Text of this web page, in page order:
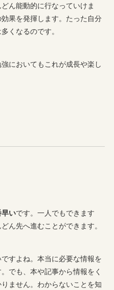
ん能動的に行なっていけま
果を発揮します。たった自分
くなるのです。
においてもこれが成長や楽し
いです。一人でもできます
ん先へ進むことができます。
すよね。本当に必要な情報を
でも、本や記事から情報をく
ません。わからないことを知